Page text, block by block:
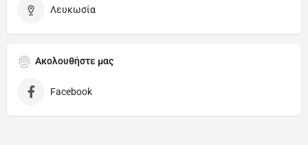
Λευκωσία
Ακολουθήστε μας
Facebook